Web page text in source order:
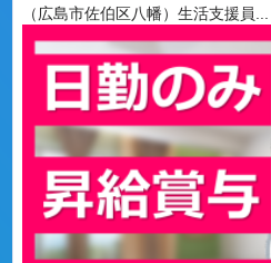
（広島市佐伯区八幡）生活支援員...